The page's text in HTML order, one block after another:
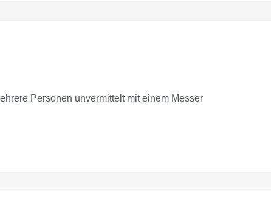
Personen unvermittelt mit einem Messer